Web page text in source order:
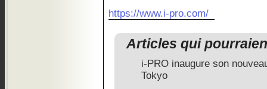
https://www.i-pro.com/
Articles qui
i-PRO inaugure son
Tokyo